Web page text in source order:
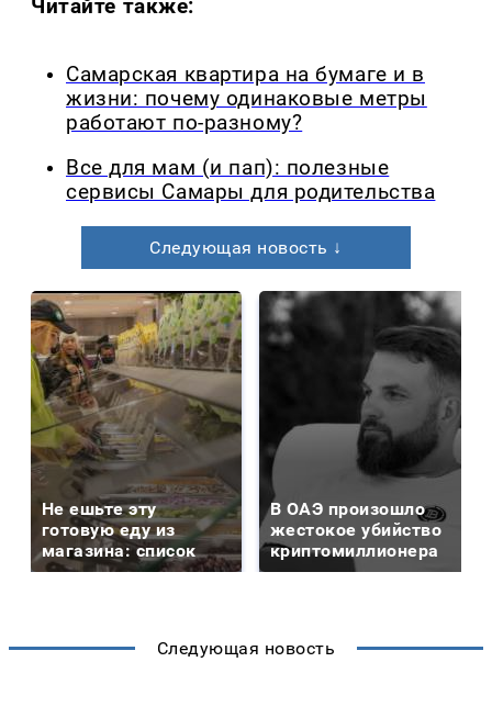
Читайте также:
Самарская квартира на бумаге и в
жизни: почему одинаковые метры
работают по-разному?
Все для мам (и пап): полезные
сервисы Самары для родительства
Следующая новость ↓
Не ешьте эту
готовую еду из
магазина: список
В ОАЭ произошло
жестокое убийство
криптомиллионера
Следующая новость